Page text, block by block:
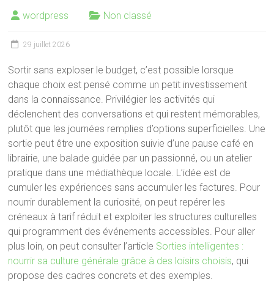
wordpress Non classé
29 juillet 2026
Sortir sans exploser le budget, c’est possible lorsque
chaque choix est pensé comme un petit investissement
dans la connaissance. Privilégier les activités qui
déclenchent des conversations et qui restent mémorables,
plutôt que les journées remplies d’options superficielles. Une
sortie peut être une exposition suivie d’une pause café en
librairie, une balade guidée par un passionné, ou un atelier
pratique dans une médiathèque locale. L’idée est de
cumuler les expériences sans accumuler les factures. Pour
nourrir durablement la curiosité, on peut repérer les
créneaux à tarif réduit et exploiter les structures culturelles
qui programment des événements accessibles. Pour aller
plus loin, on peut consulter l’article Sorties intelligentes :
nourrir sa culture générale grâce à des loisirs choisis, qui
propose des cadres concrets et des exemples.